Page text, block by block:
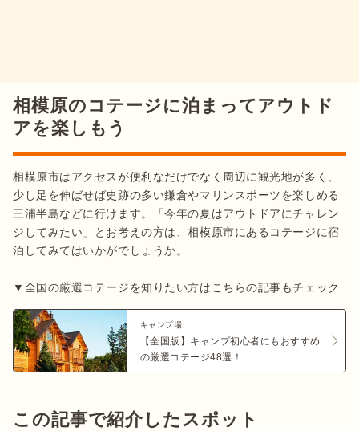
相模原のコテージに泊まってアウトド
アを楽しもう
相模原市はアクセスが便利なだけでなく周辺に観光地が多く、
少し足を伸ばせば史跡の多い鎌倉やマリンスポーツを楽しめる
三浦半島などに行けます。「今年の夏はアウトドアにチャレン
ジしてみたい」とお考えの方は、相模原市にあるコテージに宿
泊してみてはいかがでしょうか。
▼全国の厳選コテージを知りたい方はこちらの記事もチェック
キャンプ場
【全国版】キャンプ初心者にもおすすめ
の厳選コテージ48選！
この記事で紹介したスポット